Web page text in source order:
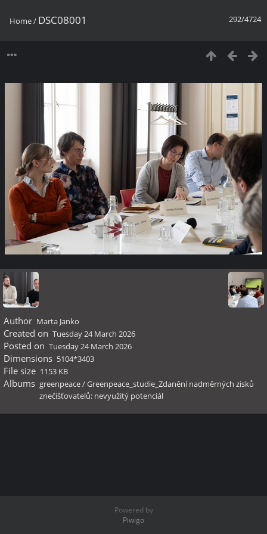
292/4724
Home/ DSC08001
Author Marta Janko
Created on Tuesday 24 March 2026
Posted on Tuesday 24 March 2026
Dimensions 5104*3403
File size 1153 KB
Albums greenpeace/Greenpeace_studie_Zdanění nadměrných zisků
znečišťovatelů: nevyužitý potenciál
Powered by
Piwigo